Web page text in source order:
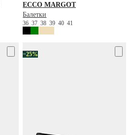
ECCO MARGOT
Балетки
363738394041
−25%